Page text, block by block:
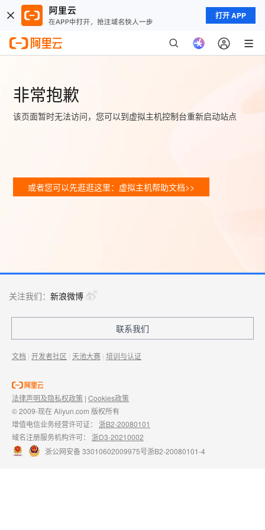
打开 APP
非常抱歉
该页面暂时无法访问，您可以到虚拟主机控制台重新启动站点
或者您可以先逛逛这里：虚拟主机帮助文档>>